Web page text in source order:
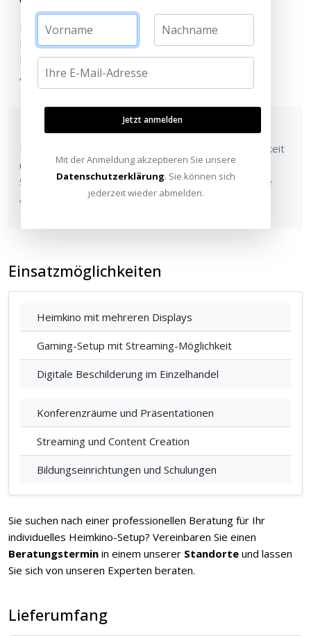
Verstärkte Signalübertragung
Die integrierte Signalverstärkung ermöglicht eine
Reichweite von maximal 10 m mit Standard-HDMI-
Kabeln (24AWG), sodass Sie flexible
Aufstellmöglichkeiten haben.
Robuste Konstruktion
Das hochwertige Metallgehäuse sorgt für Langlebigkeit
und optimale Wärmeableitung. Die externe
Stromversorgung über USB-Anschluss bietet flexible
Anschlussmöglichkeiten.
Einsatzmöglichkeiten
Heimkino mit mehreren Displays
Gaming-Setup mit Streaming-Möglichkeit
Digitale Beschilderung im Einzelhandel
Konferenzräume und Präsentationen
Streaming und Content Creation
Bildungseinrichtungen und Schulungen
Sie suchen nach einer professionellen Beratung für Ihr
individuelles Heimkino-Setup? Vereinbaren Sie einen
Beratungstermin in einem unserer Standorte und lassen
Sie sich von unseren Experten beraten.
Lieferumfang
Jetzt anmelden
Mit der Anmeldung akzeptieren Sie unsere
Datenschutzerklärung. Sie können sich
jederzeit wieder abmelden.